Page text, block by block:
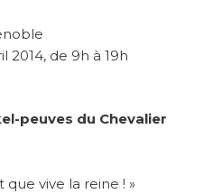
2014, de 9h à 19h
peuves du Chevalier
vive la reine ! »